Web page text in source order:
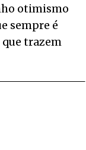
otimismo
sempre é
trazem